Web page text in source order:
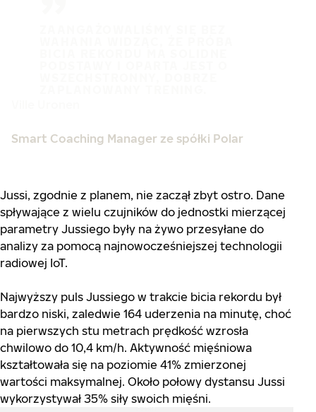
Smart Coaching Manager ze spółki Polar
Jussi, zgodnie z planem, nie zaczął zbyt ostro. Dane
spływające z wielu czujników do jednostki mierzącej
parametry Jussiego były na żywo przesyłane do
analizy za pomocą najnowocześniejszej technologii
radiowej IoT.
Najwyższy puls Jussiego w trakcie bicia rekordu był
bardzo niski, zaledwie 164 uderzenia na minutę, choć
na pierwszych stu metrach prędkość wzrosła
chwilowo do 10,4 km/h. Aktywność mięśniowa
kształtowała się na poziomie 41% zmierzonej
wartości maksymalnej. Około połowy dystansu Jussi
wykorzystywał 35% siły swoich mięśni.